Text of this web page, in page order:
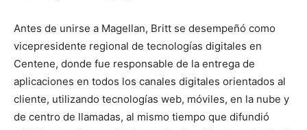
Antes de unirse a Magellan, Britt se desempeñó como
vicepresidente regional de tecnologías digitales en
Centene, donde fue responsable de la entrega de
aplicaciones en todos los canales digitales orientados al
cliente, utilizando tecnologías web, móviles, en la nube y
de centro de llamadas, al mismo tiempo que difundió